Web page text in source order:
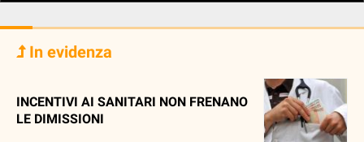
In evidenza
INCENTIVI AI SANITARI NON FRENANO
LE DIMISSIONI